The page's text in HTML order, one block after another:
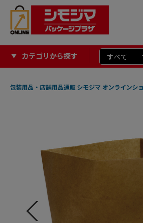
カテゴリから探す
包装用品・店舗用品通販 シモジマ オンラインシ